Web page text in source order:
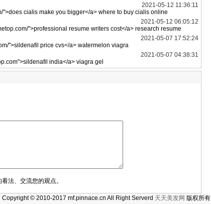
2021-05-12 11:36:11
cialis make you bigger</a> where to buy cialis online
2021-05-12 06:05:12
">professional resume writers cost</a> research resume
2021-05-07 17:52:24
">sildenafil price cvs</a> watermelon viagra
2021-05-07 04:38:31
india</a> viagra gel
法、交流您的观点。
Copyright © 2010-2017 mf.pinnace.cn All Right Serverd 天天美发网 版权所有